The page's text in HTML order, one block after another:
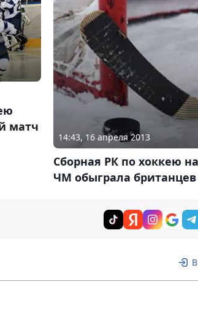
матч
14:43, 16 апреля 2013
Сборная РК по хоккею на
ЧМ обыграла британцев